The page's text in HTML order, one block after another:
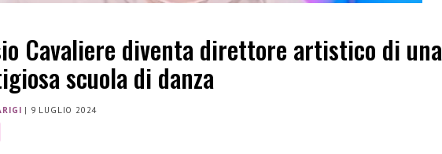
Cavaliere diventa direttore artistico di una
scuola di danza
| 9 LUGLIO 2024